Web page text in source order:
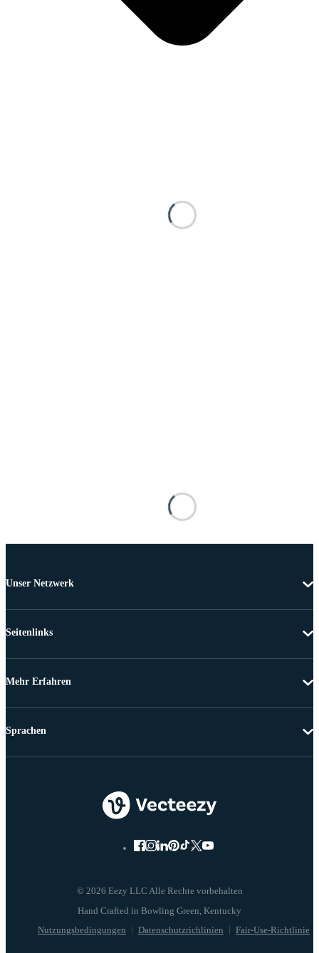
Unser Netzwerk
Seitenlinks
Mehr Erfahren
© 2026 Eezy LLC Alle Rechte vorbehalten
Nutzungsbedingungen Datenschutzrichlinien Fair-Use-Richtlinie
Sprachen